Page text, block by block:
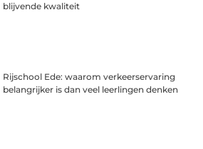
blijvende kwaliteit
Rijschool Ede: waarom verkeerservaring
belangrijker is dan veel leerlingen denken